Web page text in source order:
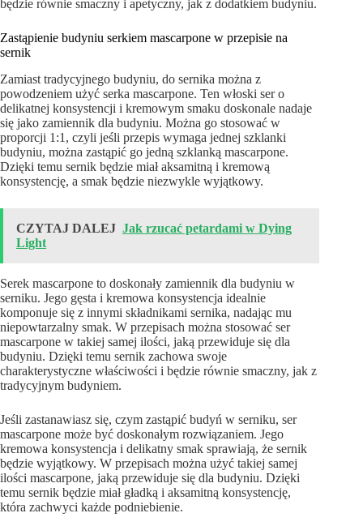
będzie równie smaczny i apetyczny, jak z dodatkiem budyniu.
Zastąpienie budyniu serkiem mascarpone w przepisie na
sernik
Zamiast tradycyjnego budyniu, do sernika można z
powodzeniem użyć serka mascarpone. Ten włoski ser o
delikatnej konsystencji i kremowym smaku doskonale nadaje
się jako zamiennik dla budyniu. Można go stosować w
proporcji 1:1, czyli jeśli przepis wymaga jednej szklanki
budyniu, można zastąpić go jedną szklanką mascarpone.
Dzięki temu sernik będzie miał aksamitną i kremową
konsystencję, a smak będzie niezwykle wyjątkowy.
CZYTAJ DALEJ Jak rzucać petardami w Dying
Light
Serek mascarpone to doskonały zamiennik dla budyniu w
serniku. Jego gęsta i kremowa konsystencja idealnie
komponuje się z innymi składnikami sernika, nadając mu
niepowtarzalny smak. W przepisach można stosować ser
mascarpone w takiej samej ilości, jaką przewiduje się dla
budyniu. Dzięki temu sernik zachowa swoje
charakterystyczne właściwości i będzie równie smaczny, jak z
tradycyjnym budyniem.
Jeśli zastanawiasz się, czym zastąpić budyń w serniku, ser
mascarpone może być doskonałym rozwiązaniem. Jego
kremowa konsystencja i delikatny smak sprawiają, że sernik
będzie wyjątkowy. W przepisach można użyć takiej samej
ilości mascarpone, jaką przewiduje się dla budyniu. Dzięki
temu sernik będzie miał gładką i aksamitną konsystencję,
która zachwyci każde podniebienie.